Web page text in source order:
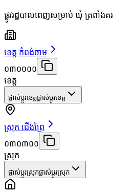
ផ្លូវរដ្ឋបាលពេញសម្រាប់ ឃុំ ត្រពាំងគរ
ខេត្ត កំពង់ចាម
០៣០០០០
ខេត្ត
ផ្លាស់ប្តូរខេត្តផ្លាស់ប្តូរខេត្ត
ស្រុក ជើងព្រៃ
០៣០៣០០
ស្រុក
ផ្លាស់ប្តូរស្រុកផ្លាស់ប្តូរស្រុក